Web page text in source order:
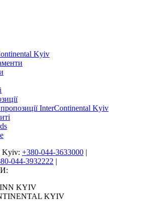
Kyiv
InterContinental Kyiv
Kyiv: +380-044-3633000 |
044-3932222 |
KYIV
KYIV